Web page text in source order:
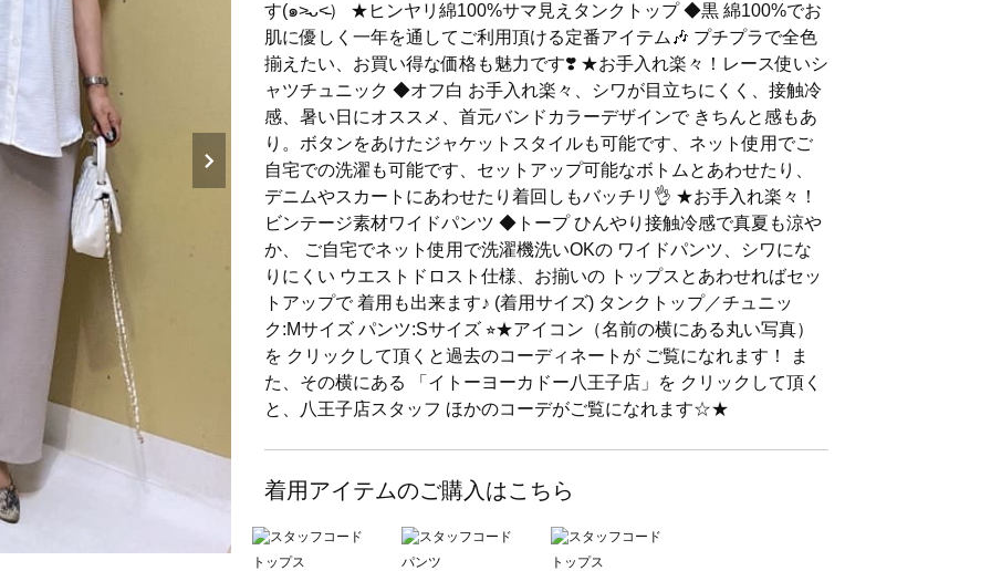
す(๑˃̵ᴗ˂̵） ★ヒンヤリ綿100%サマ見えタンクトップ ◆黒 綿100%でお
肌に優しく一年を通してご利用頂ける定番アイテム🎶 プチプラで全色
揃えたい、お買い得な価格も魅力です❣️ ★お手入れ楽々！レース使いシ
ャツチュニック ◆オフ白 お手入れ楽々、シワが目立ちにくく、接触冷
感、暑い日にオススメ、首元バンドカラーデザインで きちんと感もあ
り。ボタンをあけたジャケットスタイルも可能です、ネット使用でご
自宅での洗濯も可能です、セットアップ可能なボトムとあわせたり、
デニムやスカートにあわせたり着回しもバッチリ👌 ★お手入れ楽々！
ビンテージ素材ワイドパンツ ◆トープ ひんやり接触冷感で真夏も涼や
か、 ご自宅でネット使用で洗濯機洗いOKの ワイドパンツ、シワにな
りにくい ウエストドロスト仕様、お揃いの トップスとあわせればセッ
トアップで 着用も出来ます♪ (着用サイズ) タンクトップ／チュニッ
ク:Mサイズ パンツ:Sサイズ ⭐︎★アイコン（名前の横にある丸い写真）
を クリックして頂くと過去のコーディネートが ご覧になれます！ ま
た、その横にある 「イトーヨーカドー八王子店」を クリックして頂く
と、八王子店スタッフ ほかのコーデがご覧になれます☆★
着用アイテムのご購入はこちら
トップス パンツ トップス